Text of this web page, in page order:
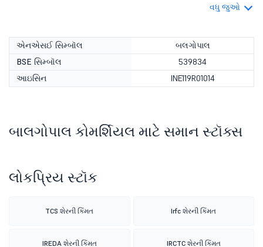
વધુ જુઓ
એનએસઈ સિમ્બૉલ
બલગોપાલ
BSE સિમ્બૉલ
539834
આઇસિન
INE119R01014
બાલગોપાલ કોમર્શિયલ માટે સમાન સ્ટૉક્સ
લોકપ્રિય સ્ટૉક
TCS શેરની કિંમત Irfc શેરની કિંમત
IREDA શેરની કિંમત IRCTC શેરની કિંમત